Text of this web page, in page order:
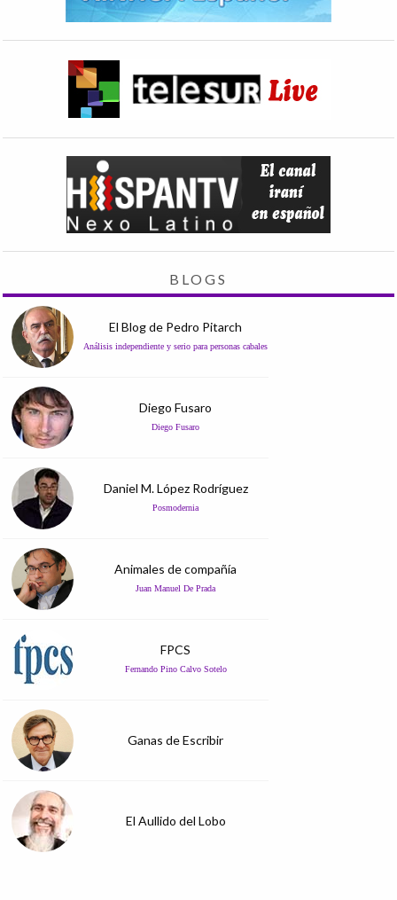
BLOGS
El Blog de Pedro Pitarch
Análisis independiente y serio para personas cabales
Diego Fusaro
Diego Fusaro
Daniel M. López Rodríguez
Posmodernia
Animales de compañía
Juan Manuel De Prada
FPCS
Fernando Pino Calvo Sotelo
Ganas de Escribir
El Aullido del Lobo